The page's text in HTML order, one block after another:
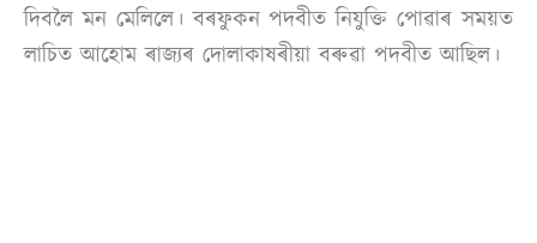
দিবলৈ মন মেলিলে। বৰফুকন পদবীত নিযুক্তি পোৱাৰ সময়ত
লাচিত আহোম ৰাজ্যৰ দোলাকাষৰীয়া বৰুৱা পদবীত আছিল।